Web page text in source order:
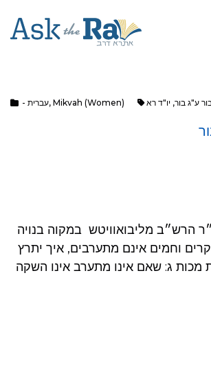
- עברית, Mikvah (Women) ע"ג בור, יו"ד רא
הרש״ב מליבואוויטש במקוה בנויה
וחמים אינם מתערבים, איך יתרץ
מכות ג: שאם אינו מתערב אינו השקה